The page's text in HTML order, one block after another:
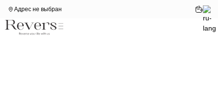
Адрес не выбран